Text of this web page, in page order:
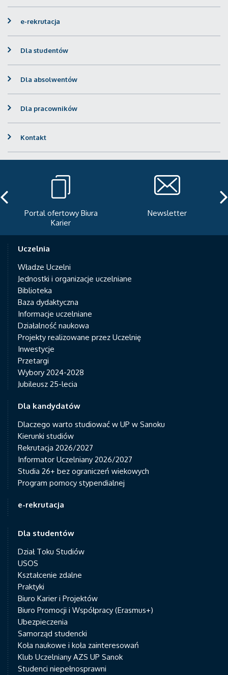
e-rekrutacja
Dla studentów
Dla absolwentów
Dla pracowników
Kontakt
Portal ofertowy Biura
Karier
Newsletter
Uczelnia
Władze Uczelni
Jednostki i organizacje uczelniane
Biblioteka
Baza dydaktyczna
Informacje uczelniane
Działalność naukowa
Projekty realizowane przez Uczelnię
Inwestycje
Przetargi
Wybory 2024-2028
Jubileusz 25-lecia
Dla kandydatów
Dlaczego warto studiować w UP w Sanoku
Kierunki studiów
Rekrutacja 2026/2027
Informator Uczelniany 2026/2027
Studia 26+ bez ograniczeń wiekowych
Program pomocy stypendialnej
e-rekrutacja
Dla studentów
Dział Toku Studiów
USOS
Kształcenie zdalne
Praktyki
Biuro Karier i Projektów
Biuro Promocji i Współpracy (Erasmus+)
Ubezpieczenia
Samorząd studencki
Koła naukowe i koła zainteresowań
Klub Uczelniany AZS UP Sanok
Studenci niepełnosprawni